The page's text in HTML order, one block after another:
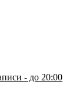
- до 20:00